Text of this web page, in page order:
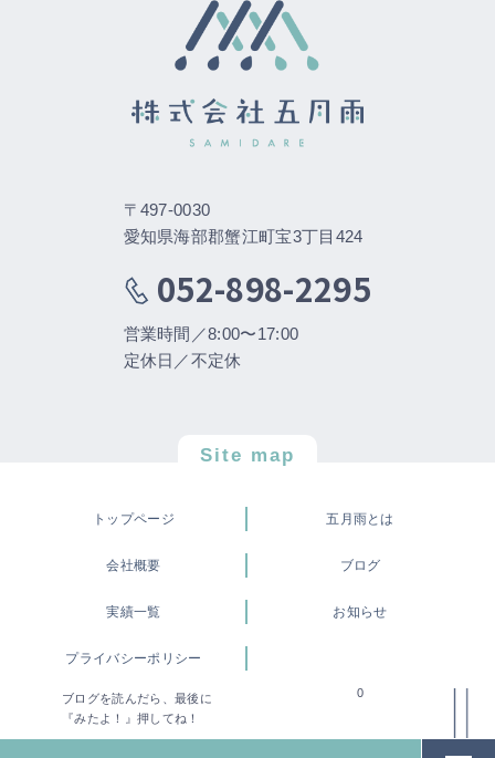
ブログを読んだら、最後に
『みたよ！』押してね！
0
〒497-0030
愛知県海部郡蟹江町宝3丁目424
052-898-2295
営業時間／8:00〜17:00
定休日／不定休
Site map
トップページ 五月雨とは
会社概要 ブログ
実績一覧 お知らせ
プライバシーポリシー
©株式会社 五月雨